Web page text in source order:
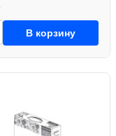
В корзину